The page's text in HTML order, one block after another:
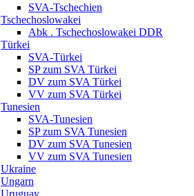
SVA-Tschechien
Tschechoslowakei
Abk . Tschechoslowakei DDR
Türkei
SVA-Türkei
SP zum SVA Türkei
DV zum SVA Türkei
VV zum SVA Türkei
Tunesien
SVA-Tunesien
SP zum SVA Tunesien
DV zum SVA Tunesien
VV zum SVA Tunesien
Ukraine
Ungarn
Uruguay